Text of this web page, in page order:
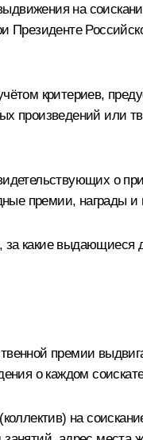
на
Президенте
критериев,
или
о
премии, награды и
какие выдающиеся
премии
о каждом
на